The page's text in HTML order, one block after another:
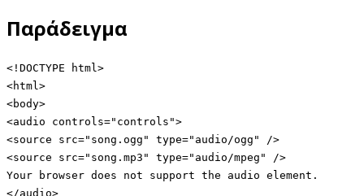
Παράδειγμα
<!DOCTYPE html>
<html>
<body>
<audio controls="controls">
<source src="song.ogg" type="audio/ogg" />
<source src="song.mp3" type="audio/mpeg" />
Your browser does not support the audio element.
</audio>